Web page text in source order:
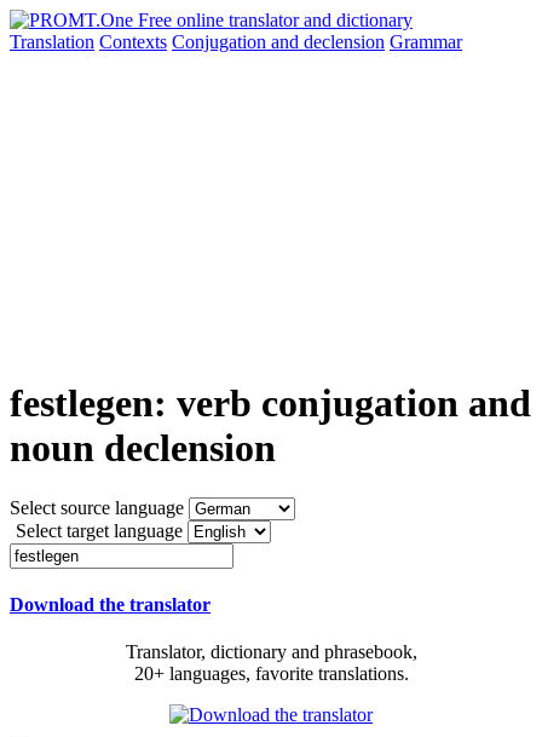
Translation Contexts Conjugation and declension Grammar
festlegen: verb conjugation and
noun declension
Select source language
Select target language
Download the translator
Translator, dictionary and phrasebook,
20+ languages, favorite translations.